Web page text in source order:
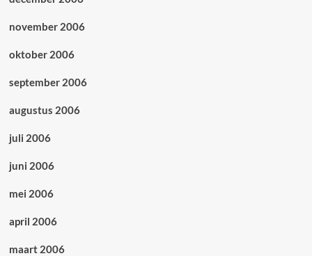
november 2006
oktober 2006
september 2006
augustus 2006
juli 2006
juni 2006
mei 2006
april 2006
maart 2006